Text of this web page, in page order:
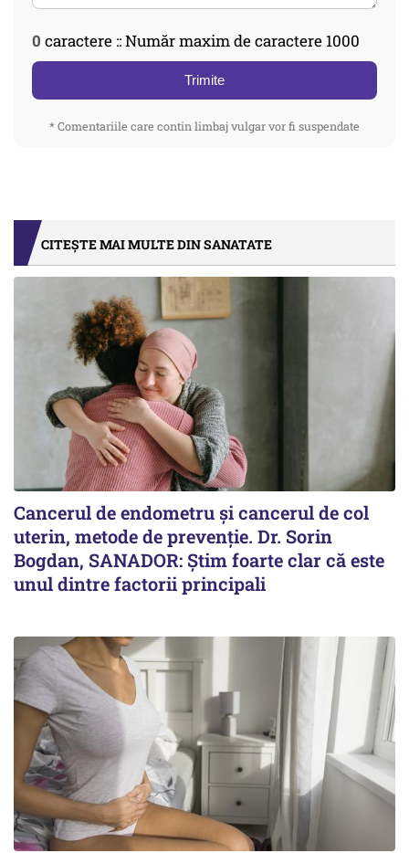
0 caractere :: Număr maxim de caractere 1000
Trimite
* Comentariile care contin limbaj vulgar vor fi suspendate
CITEȘTE MAI MULTE DIN SANATATE
Cancerul de endometru și cancerul de col
uterin, metode de prevenție. Dr. Sorin
Bogdan, SANADOR: Știm foarte clar că este
unul dintre factorii principali